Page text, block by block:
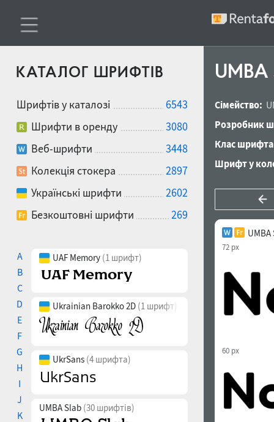
КАТАЛОГ ШРИФТІВ
Шрифтів у каталозі
6543
Шрифти в оренду
3080
Веб-шрифти
3448
Колекція стокера
2897
Українські шрифти
2602
Безкоштовні шрифти
269
A
B
C
D
E
F
G
H
I
J
K
UAF Memory (1 шрифт)
Ukrainian Barokko 2D (1 шрифт)
UkrSans (4 шрифта)
UMBA Slab (30 шрифтів)
Сімейство:
Розробник
Клас
Шрифт у
72 px
60 px